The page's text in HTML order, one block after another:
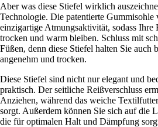
Aber was diese Stiefel wirklich
Technologie. Die patentierte Gummisohle
einzigartige Atmungsaktivität, sodass Ihre
trocken und warm bleiben. Schluss mit
Füßen, denn diese Stiefel halten Sie auch
angenehm und trocken.
Diese Stiefel sind nicht nur elegant und
praktisch. Der seitliche Reißverschluss
Anziehen, während das weiche
sorgt. Außerdem können Sie sich auf die
die für optimalen Halt und Dämpfung